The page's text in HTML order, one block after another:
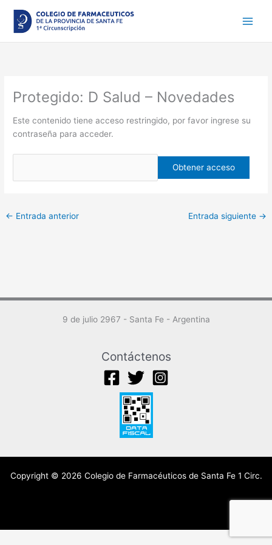
contenido
Protegido: D Salud – Novedades
Este contenido tiene acceso restringido, por favor ingrese su
contraseña para acceder.
← Entrada anterior Entrada siguiente →
9 de julio 2967 - Santa Fe - Argentina
Contáctenos
Copyright © 2026 Colegio de Farmacéuticos de Santa Fe 1 Circ.